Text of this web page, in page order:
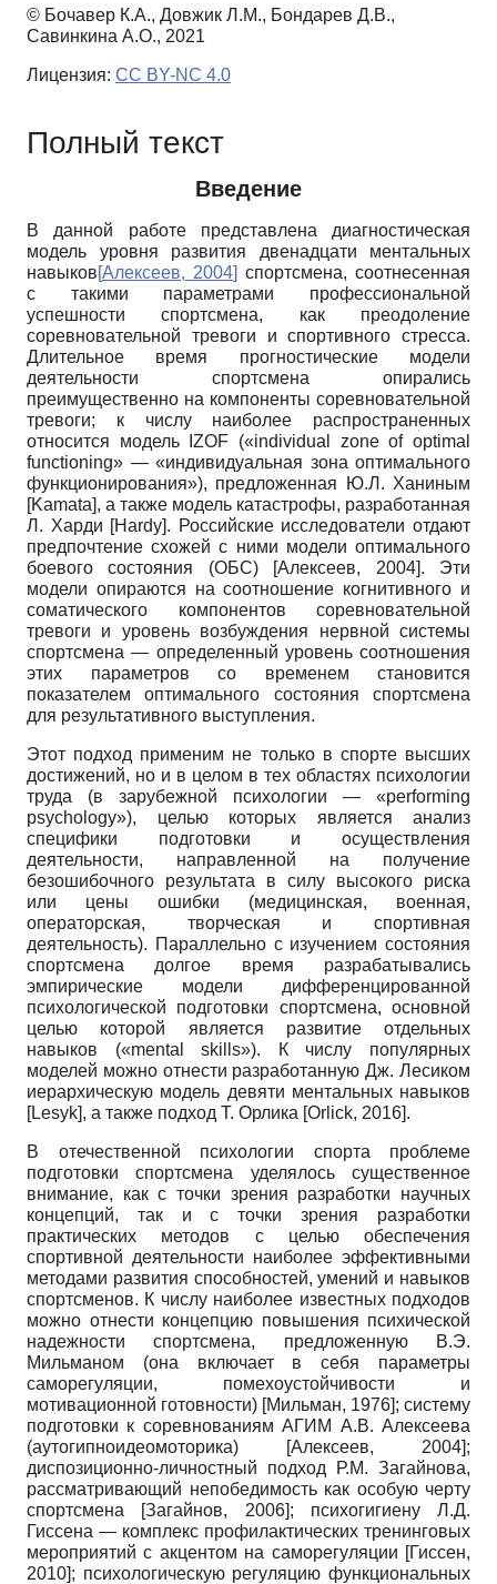
© Бочавер К.А., Довжик Л.М., Бондарев Д.В.,
Савинкина А.О., 2021
Лицензия: CC BY-NC 4.0
Полный текст
Введение
В данной работе представлена диагностическая
модель уровня развития двенадцати ментальных
навыков[Алексеев, 2004] спортсмена, соотнесенная
с такими параметрами профессиональной
успешности спортсмена, как преодоление
соревновательной тревоги и спортивного стресса.
Длительное время прогностические модели
деятельности спортсмена опирались
преимущественно на компоненты соревновательной
тревоги; к числу наиболее распространенных
относится модель
IZOF («individual zone of optimal
functioning» — «индивидуальная зона оптимального
функционирования»), предложенная Ю.Л. Ханиным
[Kamata], а также модель катастрофы, разработанная
Л. Харди [Hardy]. Российские исследователи отдают
предпочтение схожей с ними модели оптимального
боевого состояния (ОБС)
[Алексеев, 2004]. Эти
модели опираются на соотношение когнитивного и
соматического компонентов соревновательной
тревоги и уровень возбуждения нервной системы
спортсмена — определенный уровень соотношения
этих параметров со временем становится
показателем оптимального состояния спортсмена
для результативного выступления.
Этот подход применим не только в спорте высших
достижений, но и в целом в тех областях психологии
труда (в зарубежной психологии — «performing
psychology»), целью которых является анализ
специфики подготовки и осуществления
деятельности, направленной на получение
безошибочного результата в силу высокого риска
или цены ошибки (медицинская, военная,
операторская, творческая и спортивная
деятельность). Параллельно с изучением состояния
спортсмена долгое время разрабатывались
эмпирические модели дифференцированной
психологической подготовки спортсмена, основной
целью которой является развитие отдельных
навыков («mental skills»).
К числу популярных
моделей можно отнести разработанную Дж. Лесиком
иерархическую модель девяти ментальных навыков
[Lesyk], а также подход Т. Орлика [Orlick, 2016].
В отечественной психологии спорта проблеме
подготовки спортсмена уделялось существенное
внимание, как с точки зрения разработки научных
концепций, так и с точки зрения разработки
практических методов с целью обеспечения
спортивной деятельности наиболее эффективными
методами развития способностей, умений и навыков
спортсменов. К числу наиболее известных подходов
можно отнести концепцию повышения психической
надежности спортсмена, предложенную В.Э.
Мильманом (она включает в себя параметры
саморегуляции, помехоустойчивости и
мотивационной готовности) [Мильман, 1976]; систему
подготовки к соревнованиям АГИМ А.В. Алексеева
(аутогипноидеомоторика)
[Алексеев, 2004];
диспозиционно-личностный подход Р.М. Загайнова,
рассматривающий непобедимость как особую черту
спортсмена
[Загайнов, 2006]; психогигиену Л.Д.
Гиссена — комплекс профилактических тренинговых
мероприятий с акцентом на саморегуляции [Гиссен,
2010]; психологическую регуляцию функциональных